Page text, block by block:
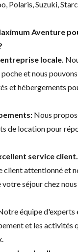
Polaris, Suzuki,
Aventure
locale.
et nous
et hébergements
Nous
de location pour
service client.
client attentionné et
séjour chez
équipe d'experts
et les activités